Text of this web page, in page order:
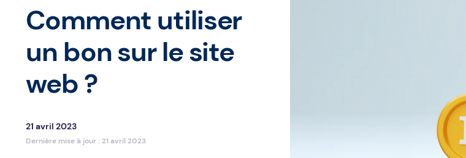
Comment utiliser
un bon sur le site
web ?
21 avril 2023
Dernière mise à jour : 21 avril 2023